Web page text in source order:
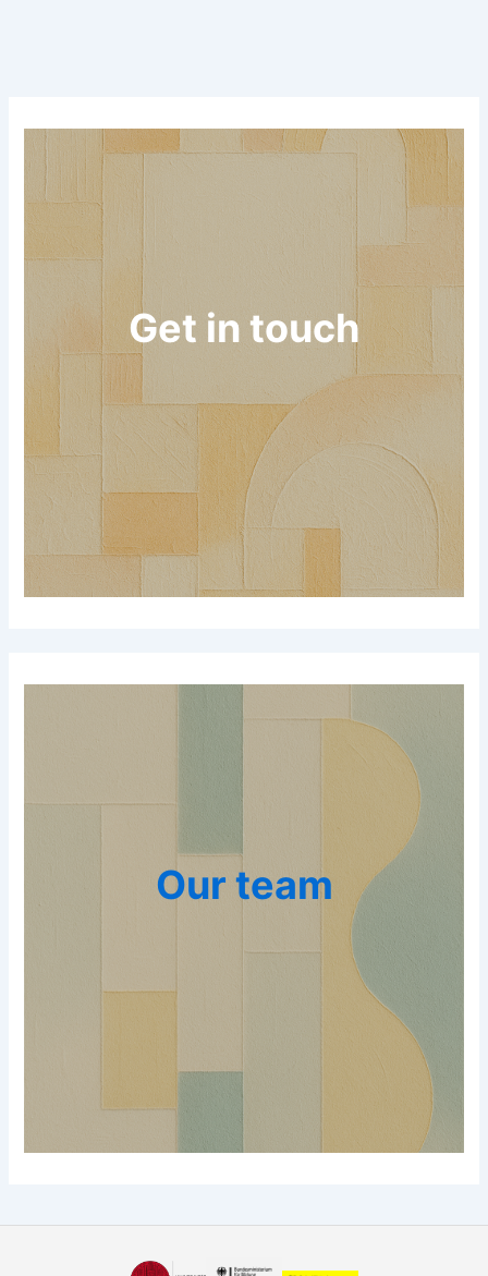
Get in touch
Our team